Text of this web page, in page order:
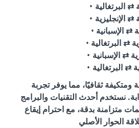
⇄ البرتغالية
⇄ الإنجليزية
⇄ الإسبانية
⇄ البرتغالية
⇄ الإسبانية
⇄ البرتغالية
ثقافيًا، مما يوفر تجربة
نستخدم أحدث التقنيات والبرامج
متزامنة بدقة، مع احترام إيقاع
الحوار الأصلي